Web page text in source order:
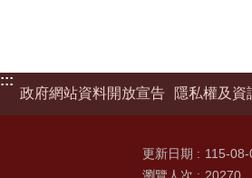
:::
政府網站資料開放宣告
隱私權及資
更新日期
115-08-
瀏覽人次
20270